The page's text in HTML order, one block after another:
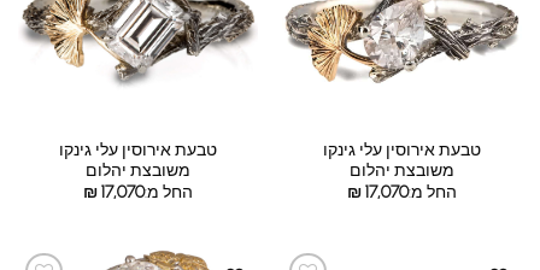
טבעת אירוסין עלי גינקו
משובצת יהלום
החל מ:
₪17,070
טבעת אירוסין עלי גינקו
משובצת יהלום
החל מ:
₪17,070